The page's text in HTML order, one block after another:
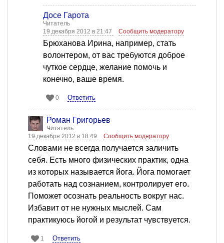
Досе Гарота
Читатель
19 декабря 2012 в 21:47
Сообщить модератору
Брюханова Ирина, например, стать
волонтером, от вас требуются доброе
чуткое сердце, желание помочь и
конечно, ваше время.
0 Ответить
Роман Григорьев
Читатель
19 декабря 2012 в 18:49
Сообщить модератору
Словами не всегда получается заличить
себя. Есть много физических практик, одна
из которых называется йога. Йога помогает
работать над сознанием, контролирует его.
Поможет осознать реальность вокруг нас.
Избавит от не нужных мыслей. Сам
практикуюсь йогой и результат чувствуется.
1 Ответить